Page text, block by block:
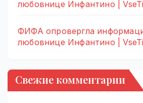
любовнице Инфантино |
ФИФА опровергла
любовнице Инфантино |
Свежие комментарии